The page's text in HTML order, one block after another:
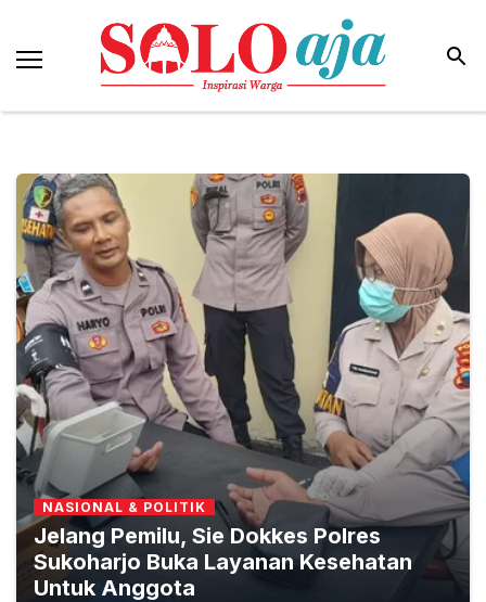
NASIONAL & POLITIK
Jelang Pemilu, Sie Dokkes Polres
Sukoharjo Buka Layanan Kesehatan
Untuk Anggota